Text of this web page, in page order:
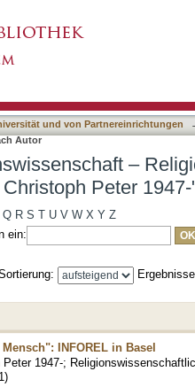
und von Partnereinrichtungen
Autor
–
Peter 1947-
Q R S T U V W X Y Z
ein:
INFOREL in Basel
Peter 1947-;
)